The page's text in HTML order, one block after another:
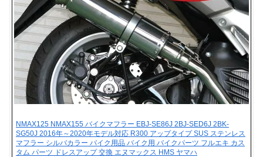
NMAX125 NMAX155 バイクマフラー EBJ-SE86J 2BJ-SED6J 2BK-
SG50J 2016年～2020年モデル対応 R300 アップタイプ SUS ステンレス
マフラー シルバカラー バイク用品 バイク用 バイクパーツ フルエキ カス
タム パーツ ドレスアップ 交換 エヌマックス HMS ヤマハ